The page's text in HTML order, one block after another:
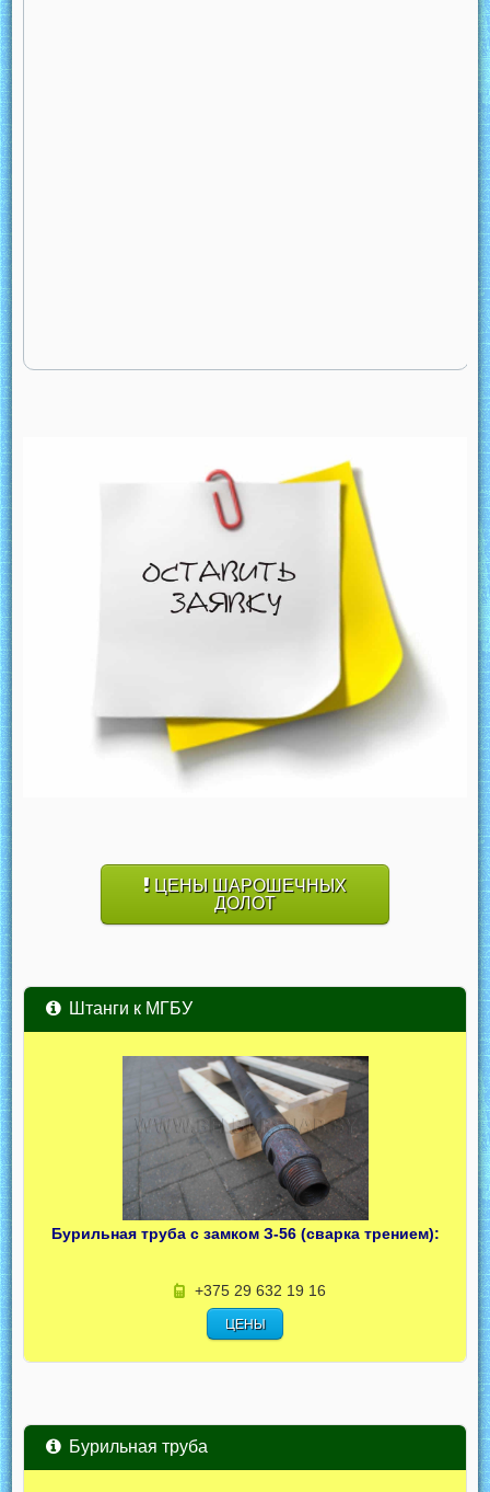
ЦЕНЫ ШАРОШЕЧНЫХ
ДОЛОТ
Штанги к МГБУ
Бурильная труба с замком З-56 (сварка трением):
+375 29 632 19 16
ЦЕНЫ
Бурильная труба